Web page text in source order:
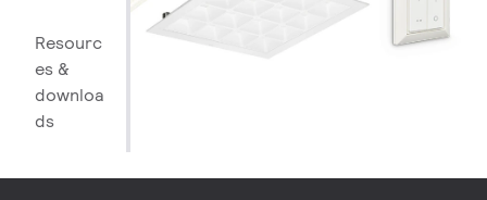
Resourc
es &
downloa
ds